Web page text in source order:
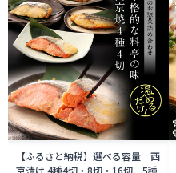
【ふるさと納税】選べる容量 西
京漬け 4種4切・8切・16切、5種